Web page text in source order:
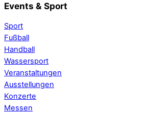
Events & Sport
Sport
Fußball
Handball
Wassersport
Veranstaltungen
Ausstellungen
Konzerte
Messen